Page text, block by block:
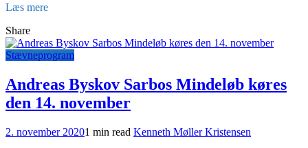
Læs mere
Share
Stævneprogram
Andreas Byskov Sarbos Mindeløb køres
den 14. november
2. november 20201 min read Kenneth Møller Kristensen